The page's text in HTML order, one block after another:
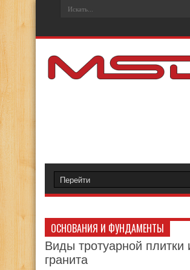
ОСНОВАНИЯ И ФУНДАМЕНТЫ
Виды тротуарной плитки
гранита